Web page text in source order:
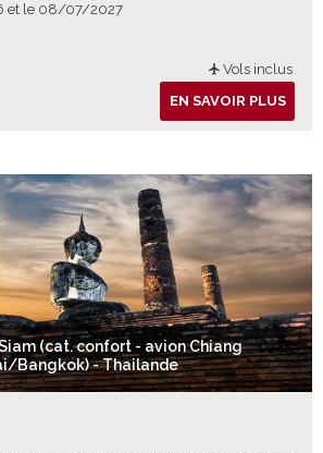
et le 08/07/2027
Vols inclus
EN SAVOIR PLUS
(cat. confort - avion Chiang
Bangkok) - Thailande